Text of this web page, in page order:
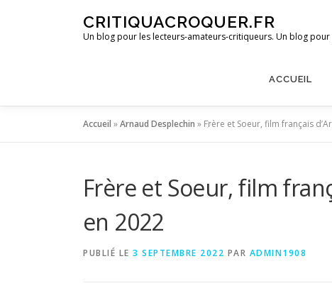
CRITIQUACROQUER.FR
Un blog pour les lecteurs-amateurs-critiqueurs. Un blog
ACCUEIL
Accueil »Arnaud Desplechin » Frère et Soeur, film français
Frère et Soeur, film
en 2022
PUBLIÉ LE 3 SEPTEMBRE 2022 PAR ADMIN1908